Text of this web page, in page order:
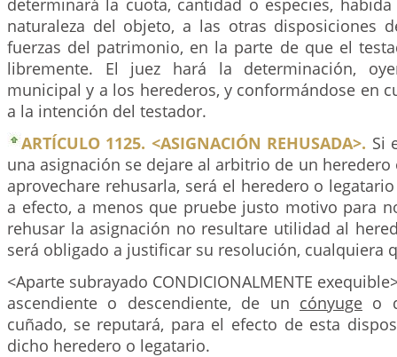
determinará la cuota, cantidad o especies,
naturaleza del objeto, a las otras disposiciones
fuerzas del patrimonio, en la parte de que el
libremente. El juez hará la determinación,
municipal y a los herederos, y conformándose en
a la intención del testador.
ARTÍCULO 1125. <ASIGNACIÓN REHUSADA>. Si
una asignación se dejare al arbitrio de un
aprovechare rehusarla, será el heredero o
a efecto, a menos que pruebe justo motivo para
rehusar la asignación no resultare utilidad al
será obligado a justificar su resolución, cualquiera
<Aparte subrayado CONDICIONALMENTE
ascendiente o descendiente, de un cónyuge o
cuñado, se reputará, para el efecto de esta
dicho heredero o legatario.